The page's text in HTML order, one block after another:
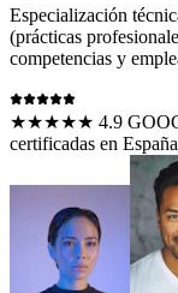
Especialización
(prácticas
competencias y
★★★★★ 4.9
certificadas en